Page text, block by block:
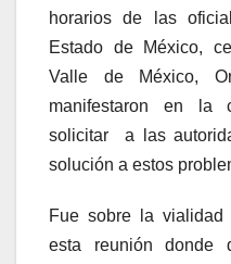
horarios de las
Estado de México,
Valle de México,
manifestaron en la
solicitar a las
solución a estos
Fue sobre la vialidad
esta reunión donde